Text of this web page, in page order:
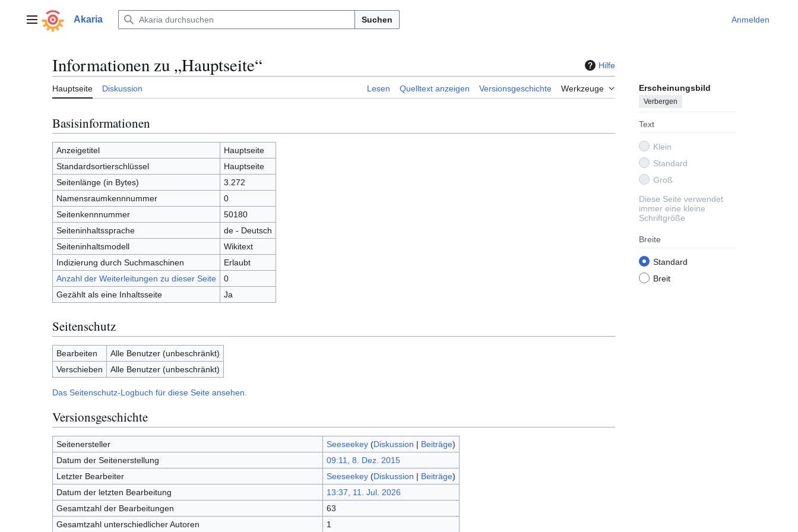
springenHauptmenüAkaria Suchen Anmelden
Informationen zu „Hauptseite“ Hilfe
Hauptseite Diskussion Lesen Quelltext anzeigen Versionsgeschichte Werkzeuge Erscheinungsbild
Verbergen
Text
Klein
Standard
Groß
Diese Seite verwendet
immer eine kleine
Schriftgröße
Breite
Standard
Breit
Basisinformationen
Anzeigetitel
Hauptseite
Standardsortierschlüssel
Hauptseite
Seitenlänge (in Bytes)
3.272
Namensraumkennnummer
0
Seitenkennnummer
50180
Seiteninhaltssprache
de - Deutsch
Seiteninhaltsmodell
Wikitext
Indizierung durch Suchmaschinen
Erlaubt
Anzahl der Weiterleitungen zu dieser Seite
0
Gezählt als eine Inhaltsseite
Ja
Seitenschutz
Bearbeiten
Alle Benutzer (unbeschränkt)
Verschieben
Alle Benutzer (unbeschränkt)
Das Seitenschutz-Logbuch für diese Seite ansehen.
Versionsgeschichte
Seitenersteller Seeseekey (Diskussion | Beiträge)
Datum der Seitenerstellung
09:11, 8. Dez. 2015
Letzter Bearbeiter
Seeseekey (Diskussion | Beiträge)
Datum der letzten Bearbeitung
13:37, 11. Jul. 2026
Gesamtzahl der Bearbeitungen
63
Gesamtzahl unterschiedlicher Autoren
1